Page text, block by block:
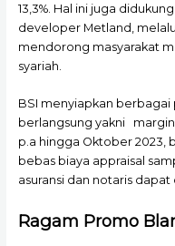
13,3%. Hal ini juga
developer Metland,
mendorong masyarakat
syariah.
BSI menyiapkan
berlangsung yakni margin
p.a hingga Oktober 2023,
bebas biaya appraisal
asuransi dan notaris
Ragam Promo